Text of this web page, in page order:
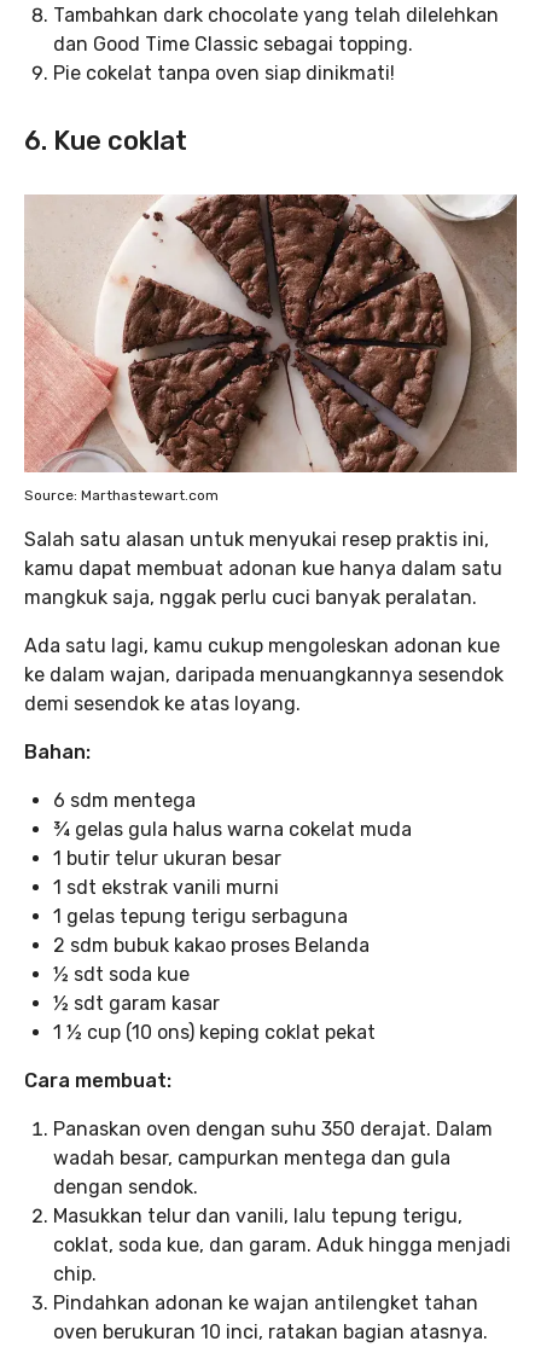
Tambahkan dark chocolate yang telah dilelehkan
dan Good Time Classic sebagai topping.
Pie cokelat tanpa oven siap dinikmati!
6. Kue coklat
Source: Marthastewart.com
Salah satu alasan untuk menyukai resep praktis ini,
kamu dapat membuat adonan kue hanya dalam satu
mangkuk saja, nggak perlu cuci banyak peralatan.
Ada satu lagi, kamu cukup mengoleskan adonan kue
ke dalam wajan, daripada menuangkannya sesendok
demi sesendok ke atas loyang.
Bahan:
6 sdm mentega
¾ gelas gula halus warna cokelat muda
1 butir telur ukuran besar
1 sdt ekstrak vanili murni
1 gelas tepung terigu serbaguna
2 sdm bubuk kakao proses Belanda
½ sdt soda kue
½ sdt garam kasar
1 ½ cup (10 ons) keping coklat pekat
Cara membuat:
Panaskan oven dengan suhu 350 derajat. Dalam
wadah besar, campurkan mentega dan gula
dengan sendok.
Masukkan telur dan vanili, lalu tepung terigu,
coklat, soda kue, dan garam. Aduk hingga menjadi
chip.
Pindahkan adonan ke wajan antilengket tahan
oven berukuran 10 inci, ratakan bagian atasnya.